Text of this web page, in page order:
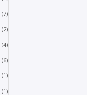
7
2
4
6
1
1